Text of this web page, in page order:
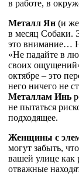
в работе, в
Металл Ян (и
в месяц Собаки.
это внимание…
«Не падайте в
своих
октябре – это
него ничего не
Металлам Инь
не пытаться
подходящее.
Женщины с
могут забыть,
вашей улице как
отважные